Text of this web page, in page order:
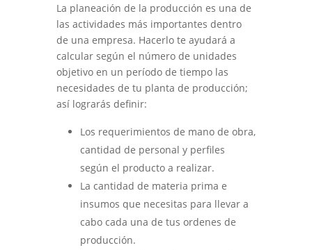
La planeación de la producción es una de
las actividades más importantes dentro
de una empresa. Hacerlo te ayudará a
calcular según el número de unidades
objetivo en un período de tiempo las
necesidades de tu planta de producción;
así lograrás definir:
Los requerimientos de mano de obra,
cantidad de personal y perfiles
según el producto a realizar.
La cantidad de materia prima e
insumos que necesitas para llevar a
cabo cada una de tus ordenes de
producción.